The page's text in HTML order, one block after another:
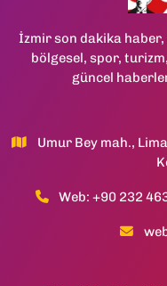
İzmir son dakika
bölgesel, spor,
güncel
Umur Bey mah.,
Web: +90 232